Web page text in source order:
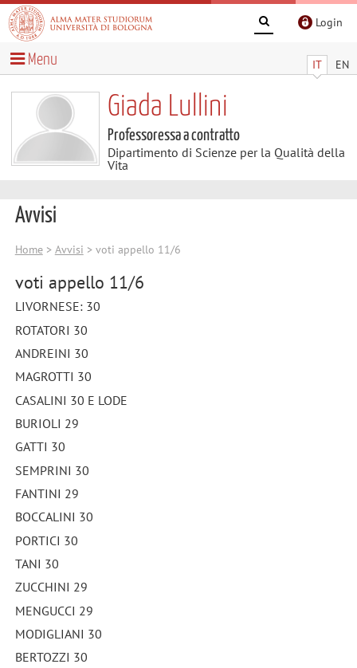
Login
IT EN
Menu
Giada Lullini
Professoressa a contratto
Dipartimento di Scienze per la Qualità della
Vita
Avvisi
Home> Avvisi > voti appello 11/6
voti appello 11/6
LIVORNESE: 30
ROTATORI 30
ANDREINI 30
MAGROTTI 30
CASALINI 30 E LODE
BURIOLI 29
GATTI 30
SEMPRINI 30
FANTINI 29
BOCCALINI 30
PORTICI 30
TANI 30
ZUCCHINI 29
MENGUCCI 29
MODIGLIANI 30
BERTOZZI 30